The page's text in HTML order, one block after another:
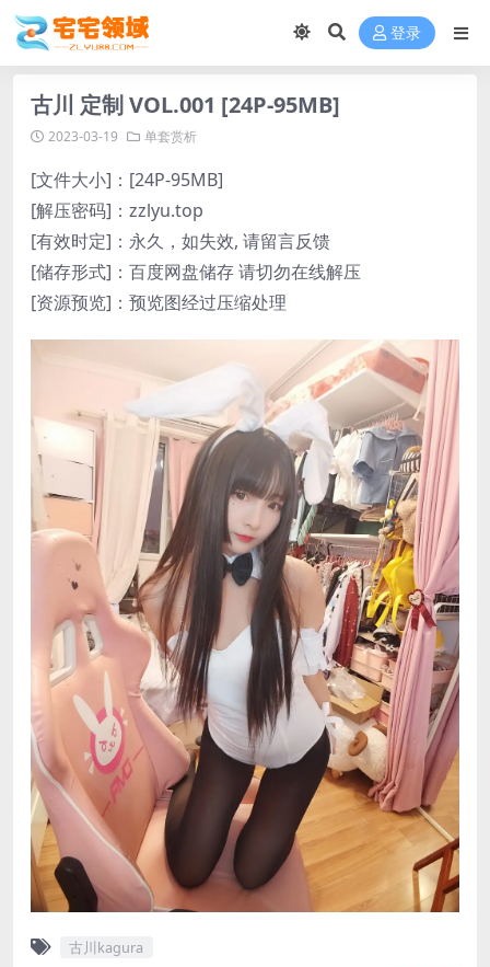
登录
古川 定制 VOL.001 [24P-95MB]
2023-03-19 单套赏析
[文件大小]：[24P-95MB]
[解压密码]：zzlyu.top
[有效时定]：永久，如失效, 请留言反馈
[储存形式]：百度网盘储存 请切勿在线解压
[资源预览]：预览图经过压缩处理
古川kagura